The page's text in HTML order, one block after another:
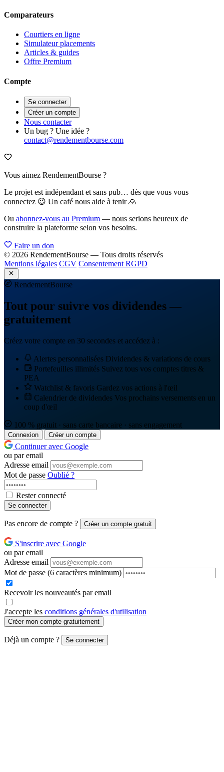
Comparateurs
Courtiers en ligne
Simulateur placements
Articles & guides
Offre Premium
Compte
Se connecter
Créer un compte
Nous contacter
Un bug ? Une idée ?
contact@rendementbourse.com
Vous aimez RendementBourse ?
Le projet est indépendant et sans pub… dès que vous vous
connectez 😉 Un café nous aide à tenir 🙏
Ou abonnez-vous au Premium — nous serions heureux de
construire la plateforme selon vos besoins.
Faire un don
© 2026 RendementBourse — Tous droits réservés
Mentions légales CGV Consentement RGPD
RendementBourse
Tout pour suivre vos dividendes —
gratuitement
Créez votre compte en 30 secondes et accédez à :
Alertes personnalisées Dividendes & variations de cours
Portefeuilles illimités Suivez tous vos comptes titres &
PEA
Watchlist & favoris Gardez vos actions à l'œil
Calendrier de dividendes Vos prochains versements en un
coup d'œil
100 % gratuit · sans carte bancaire · sans engagement
Connexion Créer un compte
Continuer avec Google
ou par email
Adresse email
Mot de passe Oublié ?
Rester connecté
Se connecter
Pas encore de compte ? Créer un compte gratuit
S'inscrire avec Google
ou par email
Adresse email
Mot de passe (6 caractères minimum)
Recevoir les nouveautés par email
J'accepte les conditions générales d'utilisation
Créer mon compte gratuitement
Déjà un compte ? Se connecter